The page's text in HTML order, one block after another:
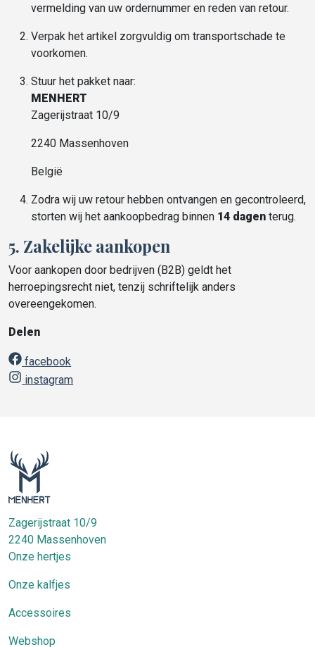
vermelding van uw ordernummer en reden van retour.
Verpak het artikel zorgvuldig om transportschade te
voorkomen.
Stuur het pakket naar:
MENHERT
Zagerijstraat 10/9
2240 Massenhoven
België
Zodra wij uw retour hebben ontvangen en gecontroleerd,
storten wij het aankoopbedrag binnen 14 dagen terug.
5. Zakelijke aankopen
Voor aankopen door bedrijven (B2B) geldt het
herroepingsrecht niet, tenzij schriftelijk anders
overeengekomen.
Delen
facebook
instagram
Zagerijstraat 10/9
2240 Massenhoven
Onze hertjes
Onze kalfjes
Accessoires
Webshop